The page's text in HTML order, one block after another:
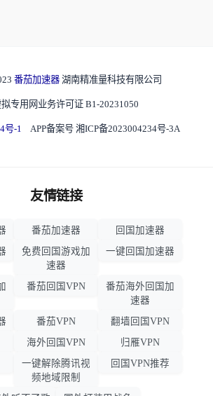
番茄加速器 湖南精准量科技有限公司
专用网业务许可证 B1-20231050
号-1 APP备案号 湘ICP备2023004234号-3A
友情链接
番茄加速器
回国加速器
免费回国游戏加
速器
一键回国加速器
番茄回国VPN
番茄海外回国加
速器
番茄VPN
翻墙回国VPN
海外回国VPN
归雁VPN
一键解除腾讯视
频地域限制
回国VPN推荐